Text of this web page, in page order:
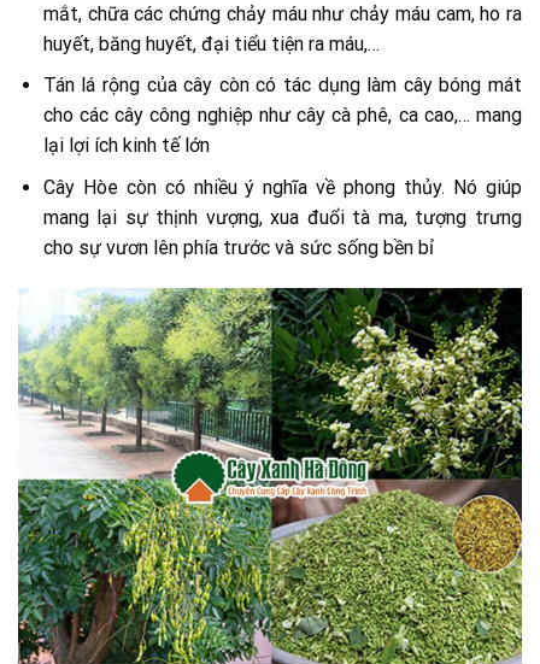
mắt, chữa các chứng chảy máu như chảy máu cam, ho ra
huyết, băng huyết, đại tiểu tiện ra máu,…
Tán lá rộng của cây còn có tác dụng làm cây bóng mát
cho các cây công nghiệp như cây cà phê, ca cao,… mang
lại lợi ích kinh tế lớn
Cây Hòe còn có nhiều ý nghĩa về phong thủy. Nó giúp
mang lại sự thịnh vượng, xua đuổi tà ma, tượng trưng
cho sự vươn lên phía trước và sức sống bền bỉ